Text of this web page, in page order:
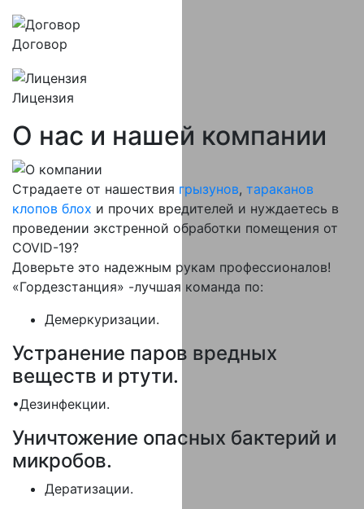
Договор
Лицензия
О нас и нашей компании
Страдаете от нашествия грызунов, тараканов
клопов блох и прочих вредителей и нуждаетесь в
проведении экстренной обработки помещения от
COVID-19?
Доверьте это надежным рукам профессионалов!
«Гордезстанция» -лучшая команда по:
Демеркуризации.
Устранение паров вредных
веществ и ртути.
•Дезинфекции.
Уничтожение опасных бактерий и
микробов.
Дератизации.